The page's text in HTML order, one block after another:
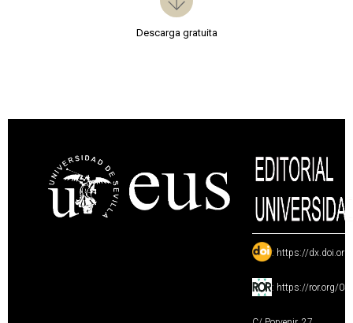
Descarga gratuita
: https://
: https://ror.org/